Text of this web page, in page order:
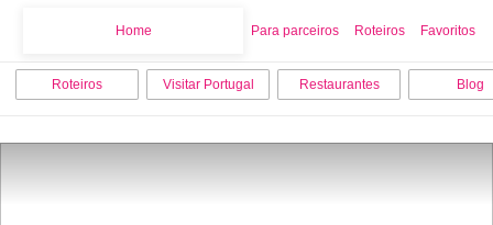
Home Para parceiros Roteiros Favoritos
Roteiros Visitar Portugal Restaurantes Blog